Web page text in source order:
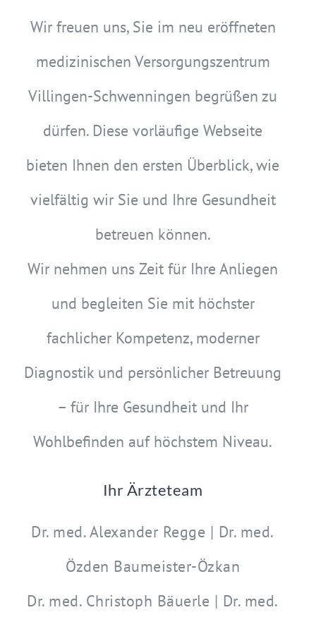
Wir freuen uns, Sie im neu eröffneten
medizinischen Versorgungszentrum
Villingen-Schwenningen begrüßen zu
dürfen. Diese vorläufige Webseite
bieten Ihnen den ersten Überblick, wie
vielfältig wir Sie und Ihre Gesundheit
betreuen können.
Wir nehmen uns Zeit für Ihre Anliegen
und begleiten Sie mit höchster
fachlicher Kompetenz, moderner
Diagnostik und persönlicher Betreuung
– für Ihre Gesundheit und Ihr
Wohlbefinden auf höchstem Niveau.
Ihr Ärzteteam
Dr. med. Alexander Regge | Dr. med.
Özden Baumeister-Özkan
Dr. med. Christoph Bäuerle | Dr. med.